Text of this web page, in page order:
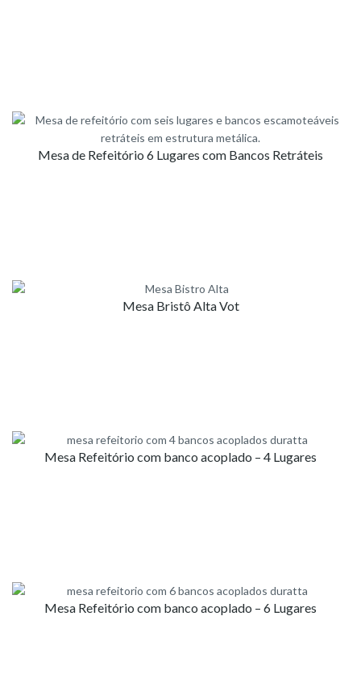
Mesa de Refeitório 6 Lugares com Bancos Retráteis
Mesa Bristô Alta Vot
Mesa Refeitório com banco acoplado – 4 Lugares
Mesa Refeitório com banco acoplado – 6 Lugares